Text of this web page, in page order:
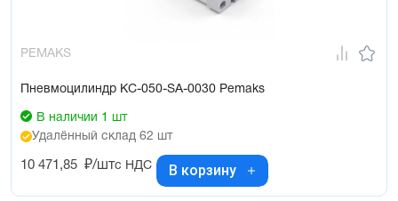
PEMAKS
Пневмоцилиндр KC-050-SA-0030 Pemaks
В наличии 1 шт
Удалённый склад 62 шт
10 471,85 ₽/штс НДС В корзину